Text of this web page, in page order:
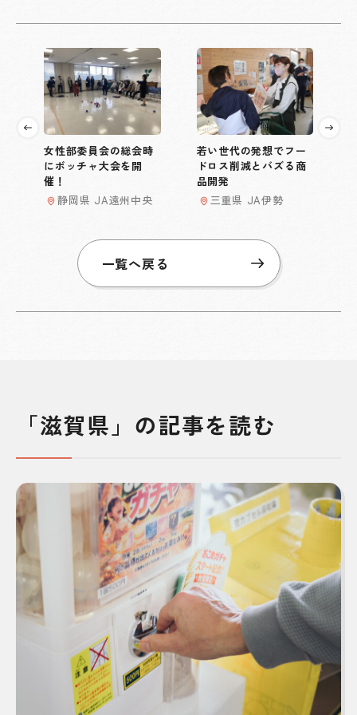
女性部委員会の総会時
にボッチャ大会を開
催！
静岡県 JA遠州中央
若い世代の発想でフー
ドロス削減とバズる商
品開発
三重県 JA伊勢
一覧へ戻る
「滋賀県」の記事を読む